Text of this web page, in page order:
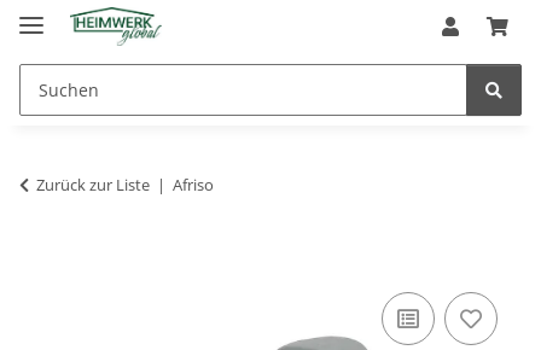
Zurück zur Liste Afriso